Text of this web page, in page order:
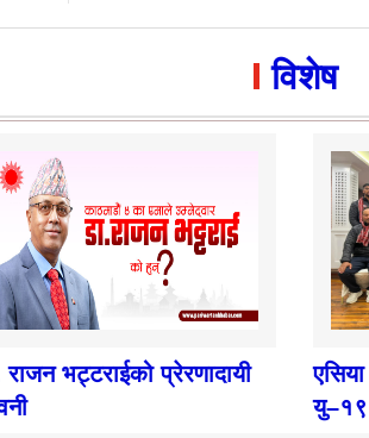
विशेष
राजन भट्टराईको प्रेरणादायी
यु–१९